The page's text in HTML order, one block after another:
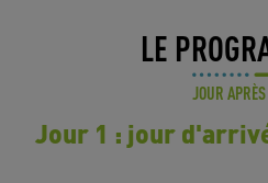
LE
JOUR
Jour 1 : jour